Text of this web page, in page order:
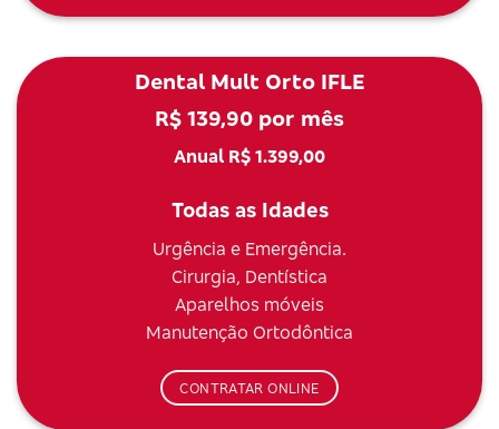
Dental Mult Orto IFLE
R$ 139,90 por mês
Anual R$ 1.399,00
Todas as Idades
Urgência e Emergência.
Cirurgia, Dentística
Aparelhos móveis
Manutenção Ortodôntica
CONTRATAR ONLINE